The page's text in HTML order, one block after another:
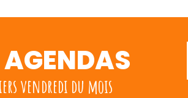
vendredi du mois